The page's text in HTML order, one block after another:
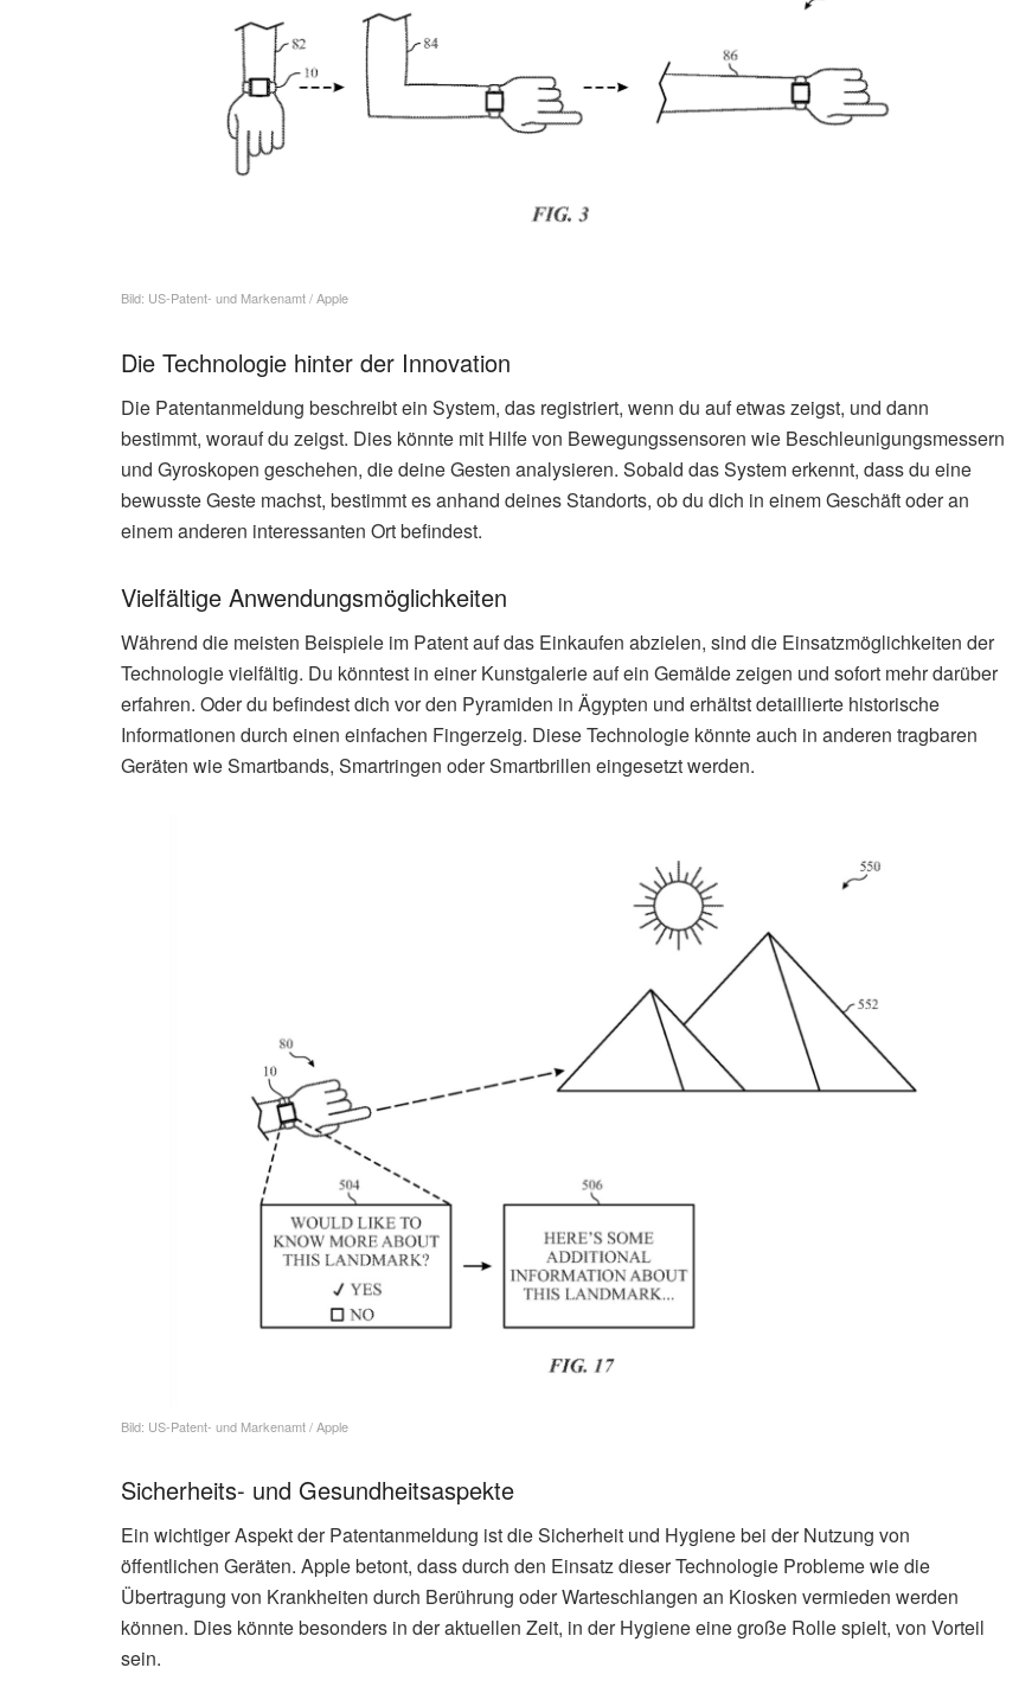
Bild: US-Patent- und Markenamt / Apple
Die Technologie hinter der Innovation
Die Patentanmeldung beschreibt ein System, das registriert, wenn du auf etwas zeigst, und dann
bestimmt, worauf du zeigst. Dies könnte mit Hilfe von Bewegungssensoren wie Beschleunigungsmessern
und Gyroskopen geschehen, die deine Gesten analysieren. Sobald das System erkennt, dass du eine
bewusste Geste machst, bestimmt es anhand deines Standorts, ob du dich in einem Geschäft oder an
einem anderen interessanten Ort befindest.
Vielfältige Anwendungsmöglichkeiten
Während die meisten Beispiele im Patent auf das Einkaufen abzielen, sind die Einsatzmöglichkeiten der
Technologie vielfältig. Du könntest in einer Kunstgalerie auf ein Gemälde zeigen und sofort mehr darüber
erfahren. Oder du befindest dich vor den Pyramiden in Ägypten und erhältst detaillierte historische
Informationen durch einen einfachen Fingerzeig. Diese Technologie könnte auch in anderen tragbaren
Geräten wie Smartbands, Smartringen oder Smartbrillen eingesetzt werden.
Bild: US-Patent- und Markenamt / Apple
Sicherheits- und Gesundheitsaspekte
Ein wichtiger Aspekt der Patentanmeldung ist die Sicherheit und Hygiene bei der Nutzung von
öffentlichen Geräten. Apple betont, dass durch den Einsatz dieser Technologie Probleme wie die
Übertragung von Krankheiten durch Berührung oder Warteschlangen an Kiosken vermieden werden
können. Dies könnte besonders in der aktuellen Zeit, in der Hygiene eine große Rolle spielt, von Vorteil
sein.